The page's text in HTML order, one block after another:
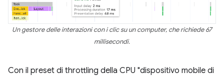
Un gestore delle interazioni con i clic su un computer, che richiede 67
millisecondi.
Con il preset di throttling della CPU "dispositivo mobile di